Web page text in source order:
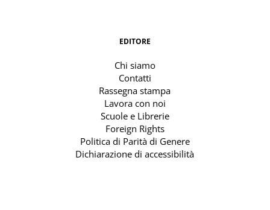
EDITORE
Chi siamo
Contatti
Rassegna stampa
Lavora con noi
Scuole e Librerie
Foreign Rights
Politica di Parità di Genere
Dichiarazione di accessibilità